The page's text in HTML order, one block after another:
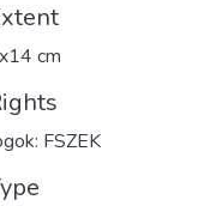
cm
FSZEK